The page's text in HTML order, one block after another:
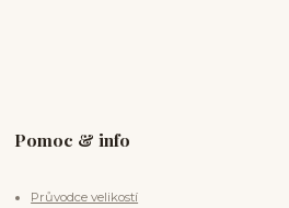
Pomoc & info
Průvodce velikostí